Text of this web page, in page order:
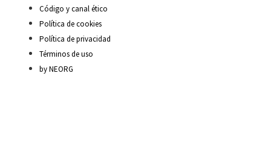
Código y canal ético
Política de cookies
Política de privacidad
Términos de uso
by NEORG